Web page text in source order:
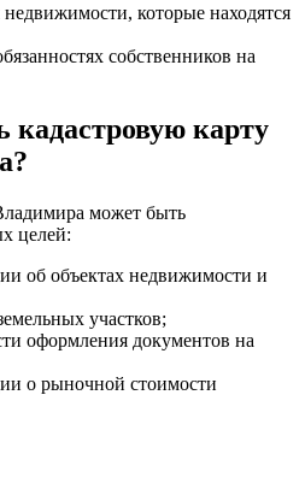
недвижимости, которые находятся
собственников на
кадастровую карту
может быть
целей:
об объектах недвижимости и
участков;
оформления документов на
о рыночной стоимости